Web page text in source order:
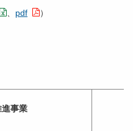
pdf
）
進事業